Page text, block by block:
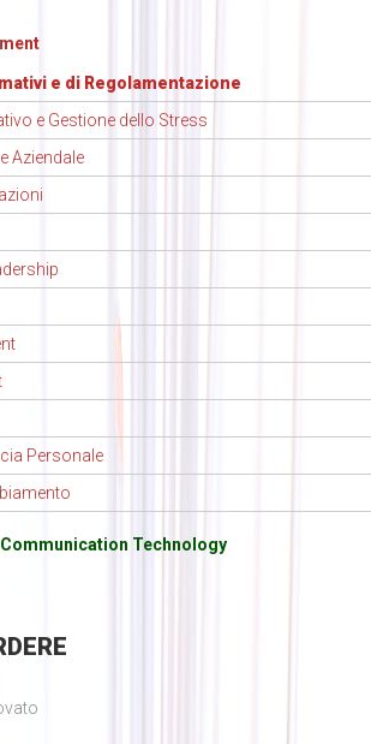
e di Regolamentazione
e Gestione dello Stress
Aziendale
Personale
Technology